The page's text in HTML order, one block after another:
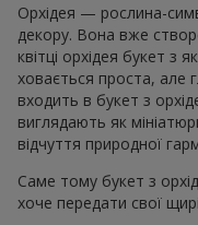
Орхідея — рослина-
декору. Вона вже
квітці орхідея букет з
ховається проста, але
входить в букет з
виглядають як
відчуття природної
Саме тому букет з
хоче передати свої